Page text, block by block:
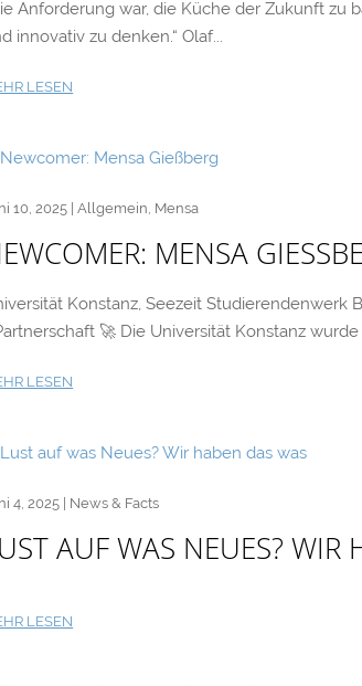
Anforderung war, die Küche der Zukunft zu
innovativ zu denken.“ Olaf...
LESEN
MENSA
10, 2025 |Allgemein, Mensa
Konstanz, Seezeit
🚀 Die Universität Konstanz wurde
LESEN
AUF WAS NEUES? WIR
4, 2025 News & Facts
LESEN